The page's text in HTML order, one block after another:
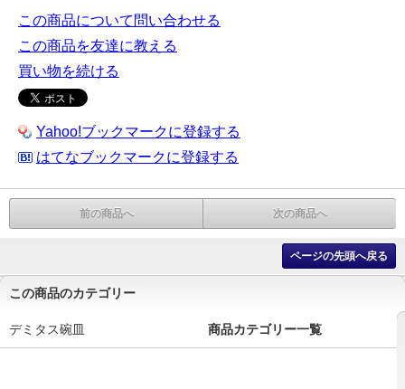
この商品について問い合わせる
この商品を友達に教える
買い物を続ける
Yahoo!ブックマークに登録する
はてなブックマークに登録する
前の商品へ 次の商品へ
ページの先頭へ戻る
この商品のカテゴリー
デミタス碗皿 商品カテゴリー一覧